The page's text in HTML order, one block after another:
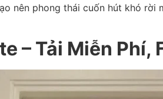
nên phong thái cuốn hút khó rời
– Tải Miễn Phí,